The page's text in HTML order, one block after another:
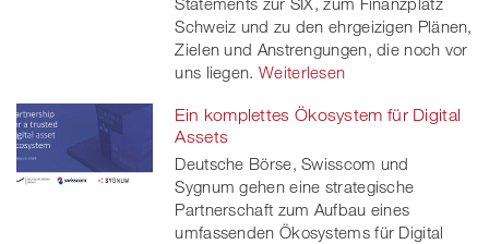
Schweiz und zu den ehrgeizigen Plänen,
Zielen und Anstrengungen, die noch vor
uns liegen. Weiterlesen
Ein komplettes Ökosystem für Digital
Assets
Deutsche Börse, Swisscom und
Sygnum gehen eine strategische
Partnerschaft zum Aufbau eines
umfassenden Ökosystems für Digital